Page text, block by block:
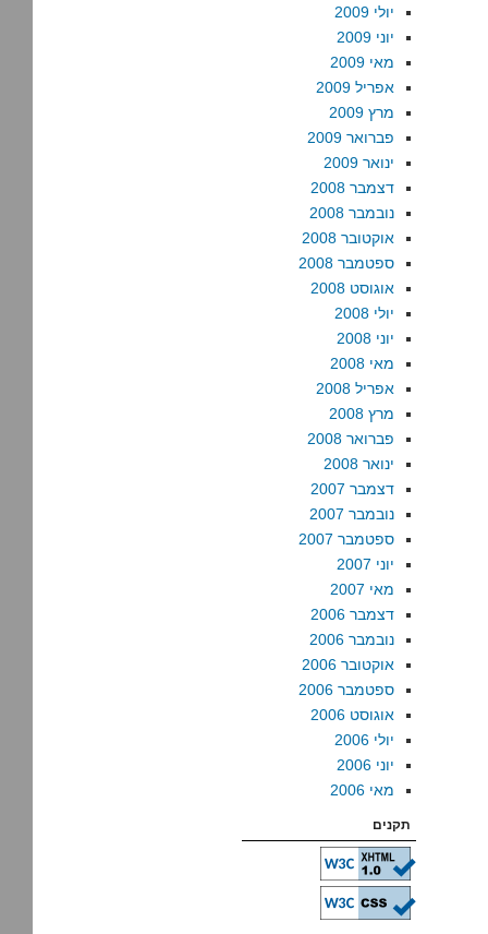
יולי 2009
יוני 2009
מאי 2009
אפריל 2009
מרץ 2009
פברואר 2009
ינואר 2009
דצמבר 2008
נובמבר 2008
אוקטובר 2008
ספטמבר 2008
אוגוסט 2008
יולי 2008
יוני 2008
מאי 2008
אפריל 2008
מרץ 2008
פברואר 2008
ינואר 2008
דצמבר 2007
נובמבר 2007
ספטמבר 2007
יוני 2007
מאי 2007
דצמבר 2006
נובמבר 2006
אוקטובר 2006
ספטמבר 2006
אוגוסט 2006
יולי 2006
יוני 2006
מאי 2006
תקנים